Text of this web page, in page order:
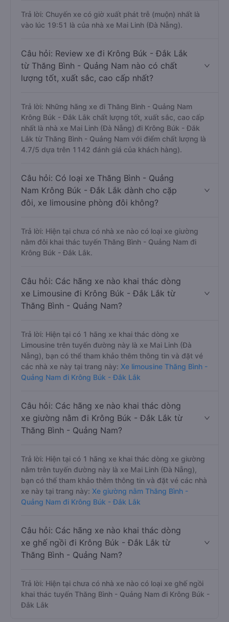
Trả lời: Chuyến xe có giờ xuất phát trễ (muộn) nhất là
vào lúc 19:51 là của nhà xe Mai Linh (Đà Nẵng).
Câu hỏi: Review xe đi Krông Búk - Đắk Lắk
từ Thăng Bình - Quảng Nam nào có chất
lượng tốt, xuất sắc, cao cấp nhất?
Trả lời: Những hãng xe đi Thăng Bình - Quảng Nam
Krông Búk - Đắk Lắk chất lượng tốt, xuất sắc, cao cấp
nhất là nhà xe Mai Linh (Đà Nẵng) đi Krông Búk - Đắk
Lắk từ Thăng Bình - Quảng Nam với điểm chất lượng là
4.7/5 dựa trên 1142 đánh giá của khách hàng).
Câu hỏi: Có loại xe Thăng Bình - Quảng
Nam Krông Búk - Đắk Lắk dành cho cặp
đôi, xe limousine phòng đôi không?
Trả lời: Hiện tại chưa có nhà xe nào có loại xe giường
nằm đôi khai thác tuyến Thăng Bình - Quảng Nam đi
Krông Búk - Đắk Lắk.
Câu hỏi: Các hãng xe nào khai thác dòng
xe Limousine đi Krông Búk - Đắk Lắk từ
Thăng Bình - Quảng Nam?
Trả lời: Hiện tại có 1 hãng xe khai thác dòng xe
Limousine trên tuyến đường này là xe Mai Linh (Đà
Nẵng), bạn có thể tham khảo thêm thông tin và đặt vé
các nhà xe này tại trang này: Xe limousine Thăng Bình -
Quảng Nam đi Krông Búk - Đắk Lắk
Câu hỏi: Các hãng xe nào khai thác dòng
xe giường nằm đi Krông Búk - Đắk Lắk từ
Thăng Bình - Quảng Nam?
Trả lời: Hiện tại có 1 hãng xe khai thác dòng xe giường
nằm trên tuyến đường này là xe Mai Linh (Đà Nẵng),
bạn có thể tham khảo thêm thông tin và đặt vé các nhà
xe này tại trang này: Xe giường nằm Thăng Bình -
Quảng Nam đi Krông Búk - Đắk Lắk
Câu hỏi: Các hãng xe nào khai thác dòng
xe ghế ngồi đi Krông Búk - Đắk Lắk từ
Thăng Bình - Quảng Nam?
Trả lời: Hiện tại chưa có nhà xe nào có loại xe ghế ngồi
khai thác tuyến Thăng Bình - Quảng Nam đi Krông Búk -
Đắk Lắk